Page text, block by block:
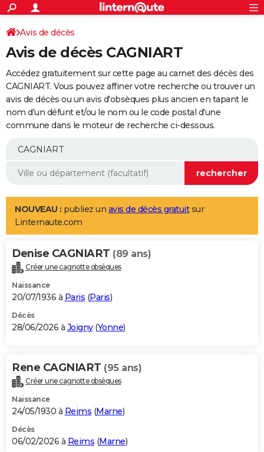
ACTUALITÉS
Politique
Société
Faits Divers
Education
Monde
Villes
+
SPORT
Coupe du monde 2026
Football
Tennis
Cyclisme
Rugby
Forum
Programme TV
TNT
Streaming
Cinéma
Sorties cinéma
Musique
+
FINANCE
Retraite
Epargne
Immobilier
Risques naturels par ville
Banque
Assurance
AUTO
Essais
Réserver un essai
Citadines
Berlines
SUV
Forum auto
+
Mobiles
Meilleur smartphone
Internet
Ordinateurs
Jeux vidéo
Guide high-tech
Aménagement intérieur
LIFESTYLE
Art de vivre
Bien-être
Loisirs
Mode
Modes de vie
Alimentation
Guide de la santé
Maladies
Médicaments
Sommeil
VOYAGE
Destinations
City break
Voyage nature
Voyage de noces
Forum
Climat
+PHOTO
GUIDES D'ACHAT
BONS PLANS
Carte de Noël
Carte Bonne année
Carte Saint-Valentin
Carte Pâques
Carte d'anniversaire
DICTIONNAIRE
Dictionnaire
Biographies
Citations
Expressions
Proverbes
PROGRAMME TV
S'inscrire
Se connecter
Lycées
Collèges
Primaires
Universités
Entreprises
Service militaire
Avis de recherche
AVIS DE DÉCÈS
Avis de décès
Avis de décès CAGNIART
Accédez gratuitement sur cette page au carnet des décès des
CAGNIART. Vous pouvez affiner votre recherche ou trouver un
avis de décès ou un avis d'obsèques plus ancien en tapant le
nom d'un défunt et/ou le nom ou le code postal d'une
commune dans le moteur de recherche ci-dessous.
NOUVEAU : publiez un avis de décès gratuitsur
Linternaute.com
Denise CAGNIART (89 ans)
Créer une cagnotte obsèques
Naissance
20/07/1936 à Paris (Paris)
Décès
28/06/2026 à Joigny(Yonne)
Rene CAGNIART (95 ans)
Créer une cagnotte obsèques
Naissance
24/05/1930 à Reims (Marne)
Décès
06/02/2026 à Reims (Marne)